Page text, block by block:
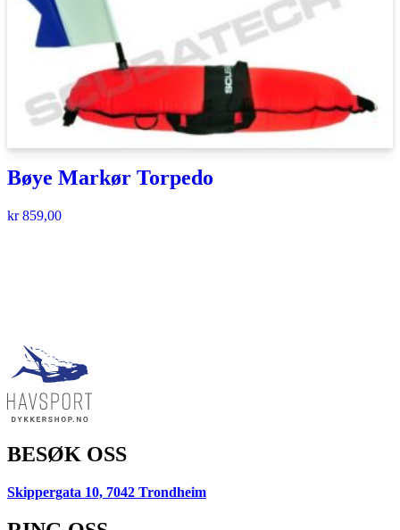
Bøye Markør Torpedo
kr859,00
BESØK OSS
Skippergata 10, 7042 Trondheim